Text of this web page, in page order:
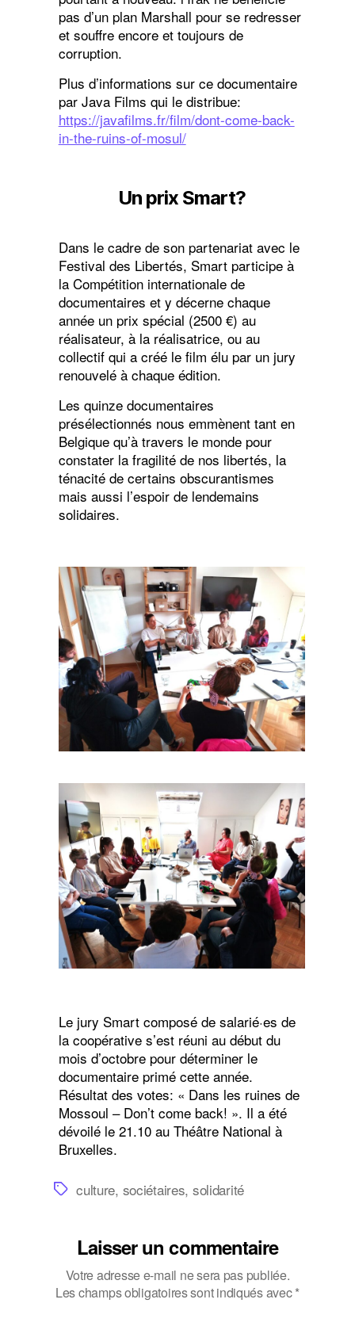
pas d’un plan Marshall pour se redresser
et souffre encore et toujours de
corruption.
Plus d’informations sur ce documentaire
par Java Films qui le distribue:
https://javafilms.fr/film/dont-come-back-
in-the-ruins-of-mosul/
Un prix Smart?
Dans le cadre de son partenariat avec le
Festival des Libertés, Smart participe à
la Compétition internationale de
documentaires et y décerne chaque
année un prix spécial (2500 €) au
réalisateur, à la réalisatrice, ou au
collectif qui a créé le film élu par un jury
renouvelé à chaque édition.
Les quinze documentaires
présélectionnés nous emmènent tant en
Belgique qu’à travers le monde pour
constater la fragilité de nos libertés, la
ténacité de certains obscurantismes
mais aussi l’espoir de lendemains
solidaires.
Le jury Smart composé de salarié·es de
la coopérative s’est réuni au début du
mois d’octobre pour déterminer le
documentaire primé cette année.
Résultat des votes: « Dans les ruines de
Mossoul – Don’t come back! ». Il a été
dévoilé le 21.10 au Théâtre National à
Bruxelles.
Étiquettes
culture, sociétaires, solidarité
Laisser un commentaire
Votre adresse e-mail ne sera pas publiée.
Les champs obligatoires sont indiqués avec*